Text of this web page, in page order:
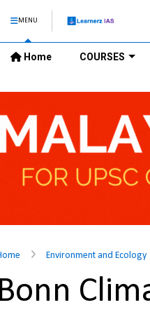
MENU
Home COURSES
Environment and Ecology
Bonn